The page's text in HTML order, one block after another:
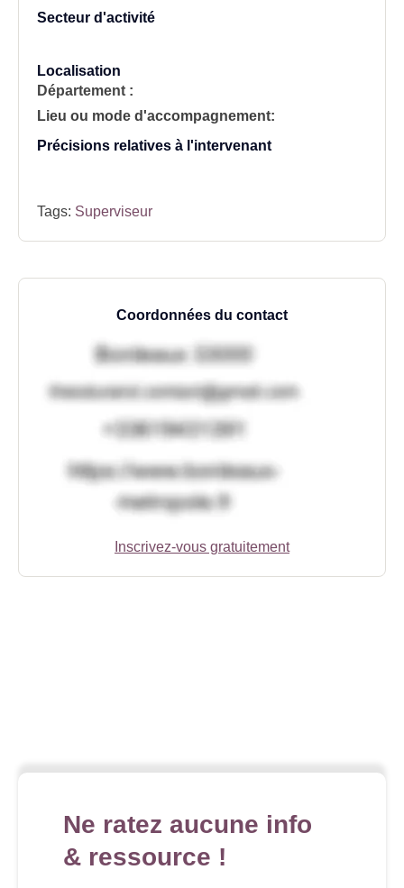
Secteur d'activité
Localisation
Département :
Lieu ou mode d'accompagnement:
Précisions relatives à l'intervenant
Tags: Superviseur
Coordonnées du contact
Inscrivez-vous gratuitement
Ne ratez aucune info
& ressource !